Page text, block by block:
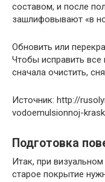
составом, и после
зашлифовывают «в
Обновить или
Чтобы исправить все
сначала очистить,
Источник: http://
vodoemulsionnoj-
Подготовка
Итак, при
старое покрытие